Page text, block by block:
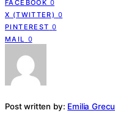
FACEBOOK 0
X (TWITTER) 0
PINTEREST 0
MAIL 0
Post written by: Emilia Grecu